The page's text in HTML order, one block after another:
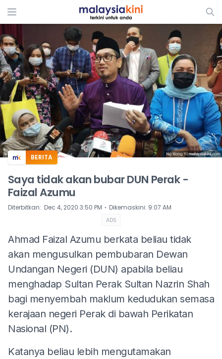
ADS
BERITA
Saya tidak akan bubar DUN Perak -
Faizal Azumu
Diterbitkan: Dec 4, 2020 3:50 PM ⋅ Dikemaskini: 9:07 AM
ADS
Ahmad Faizal Azumu berkata beliau tidak
akan mengusulkan pembubaran Dewan
Undangan Negeri (DUN) apabila beliau
menghadap Sultan Perak Sultan Nazrin Shah
bagi menyembah maklum kedudukan semasa
kerajaan negeri Perak di bawah Perikatan
Nasional (PN).
Katanya beliau lebih mengutamakan